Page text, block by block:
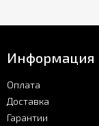
Информация
Оплата
Доставка
Гарантии